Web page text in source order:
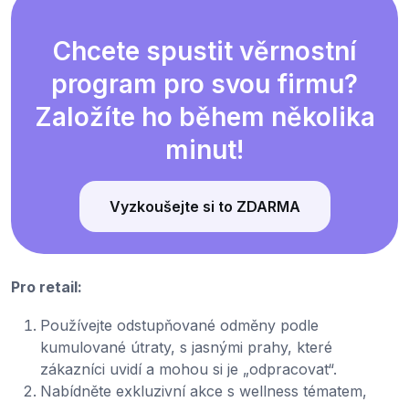
Chcete spustit věrnostní
program pro svou firmu?
Založíte ho během několika
minut!
Vyzkoušejte si to ZDARMA
Pro retail:
Používejte odstupňované odměny podle
kumulované útraty, s jasnými prahy, které
zákazníci uvidí a mohou si je „odpracovat“.
Nabídněte exkluzivní akce s wellness tématem,